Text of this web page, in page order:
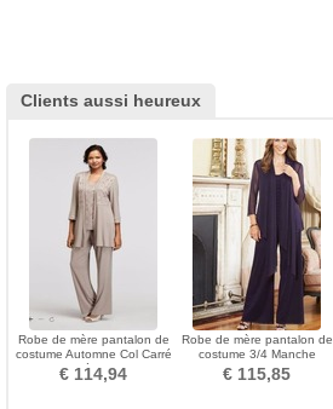
Clients aussi heureux
Robe de mère pantalon de
costume Automne Col Carré
Epurée Perle
€ 114,94
Robe de mère pantalon de
costume 3/4 Manche
Chiffon Longueur Cheville
€ 115,85